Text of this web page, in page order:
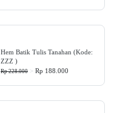
Hem Batik Tulis Tanahan (Kode:
ZZZ )
Rp 228.000 > Rp 188.000